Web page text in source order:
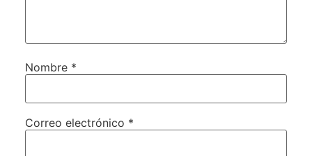
Nombre *
Correo electrónico *